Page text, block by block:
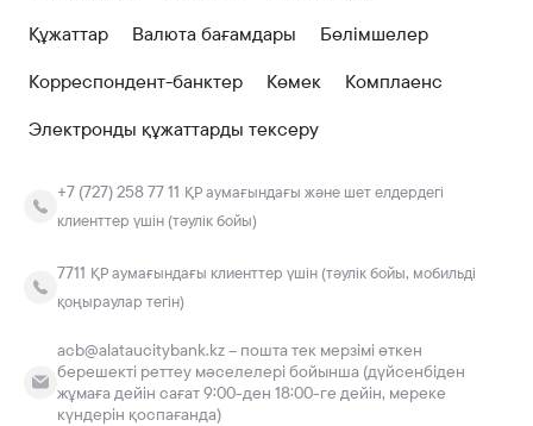
Құжаттар
Валюта бағамдары
Бөлімшелер
Корреспондент-банктер
Көмек
Комплаенс
Электронды құжаттарды тексеру
+7 (727) 258 77 11 ҚР аумағындағы және шет елдердегі
клиенттер үшін (тәулік бойы)
7711 ҚР аумағындағы клиенттер үшін (тәулік бойы, мобильді
қоңыраулар тегін)
acb@alataucitybank.kz – пошта тек мерзімі өткен
берешекті реттеу мәселелері бойынша (дүйсенбіден
жұмаға дейін сағат 9:00-ден 18:00-ге дейін, мереке
күндерін қоспағанда)